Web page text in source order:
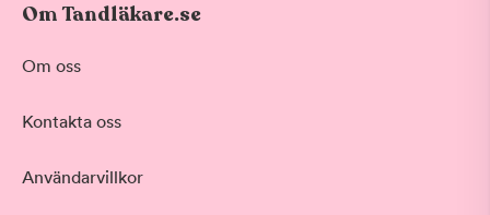
Om Tandläkare.se
Om oss
Kontakta oss
Användarvillkor